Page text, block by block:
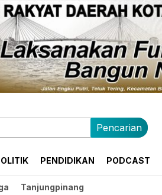
Pencarian
PENDIDIKAN PODCAST
Tanjungpinang